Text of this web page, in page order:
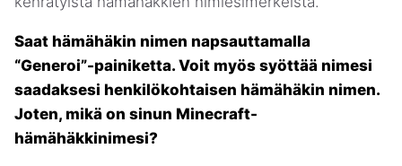
Saat hämähäkin nimen napsauttamalla
“Generoi”-painiketta. Voit myös syöttää nimesi
saadaksesi henkilökohtaisen hämähäkin nimen.
Joten, mikä on sinun Minecraft-
hämähäkkinimesi?